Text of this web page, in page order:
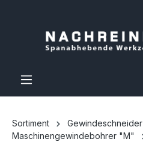
Sortiment
Gewindeschneider
Maschinengewindebohrer "M"